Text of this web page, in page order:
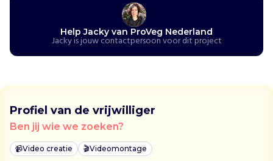
n
e
3
0
d
a
Help Jacky van ProVeg Nederland
Jacky is jouw contactpersoon voor dit project
Profiel van de vrijwilliger
Ben jij wie we zoeken?
📹Video creatie 🎬Videomontage